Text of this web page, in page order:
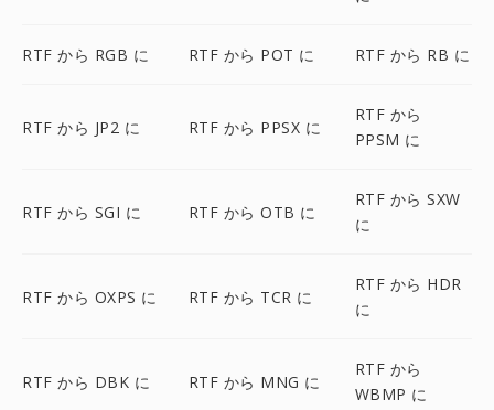
RTF から RGB に RTF から POT に RTF から RB に
RTF から JP2 に RTF から PPSX に
RTF から
PPSM に
RTF から SGI に RTF から OTB に
RTF から SXW
に
RTF から OXPS に RTF から TCR に
RTF から HDR
に
RTF から DBK に RTF から MNG に
RTF から
WBMP に